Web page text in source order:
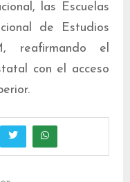
las Escuelas
de Estudios
reafirmando el
con el acceso